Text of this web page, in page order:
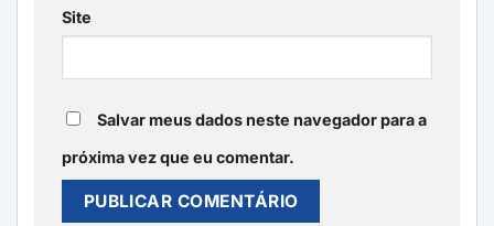
Site
Salvar meus dados neste navegador para a
próxima vez que eu comentar.